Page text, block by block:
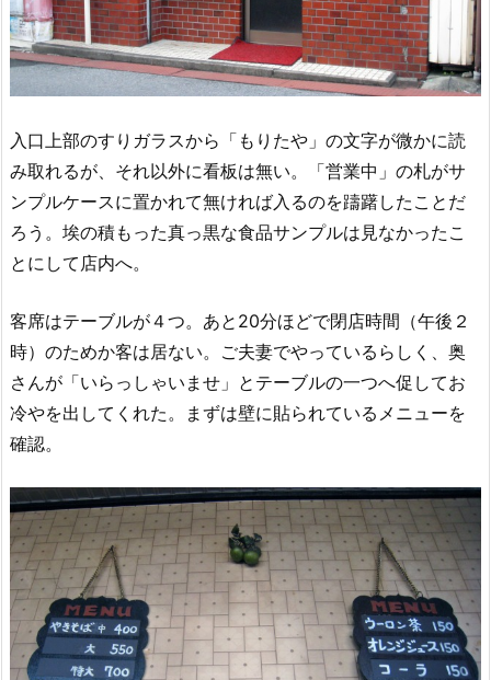
入口上部のすりガラスから「もりたや」の文字が微かに読
み取れるが、それ以外に看板は無い。「営業中」の札がサ
ンプルケースに置かれて無ければ入るのを躊躇したことだ
ろう。埃の積もった真っ黒な食品サンプルは見なかったこ
とにして店内へ。
客席はテーブルが４つ。あと20分ほどで閉店時間（午後２
時）のためか客は居ない。ご夫妻でやっているらしく、奥
さんが「いらっしゃいませ」とテーブルの一つへ促してお
冷やを出してくれた。まずは壁に貼られているメニューを
確認。